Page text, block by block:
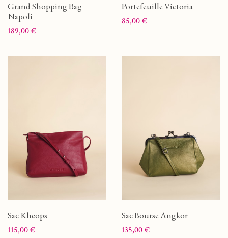
Grand Shopping Bag
Napoli
Prix
189,00 €
Portefeuille Victoria
Prix
85,00 €
Sac Kheops
Prix
115,00 €
Sac Bourse Angkor
Prix
135,00 €